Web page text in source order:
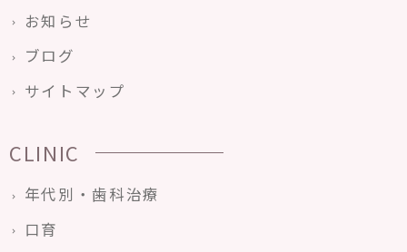
お知らせ
ブログ
サイトマップ
CLINIC
年代別・歯科治療
口育